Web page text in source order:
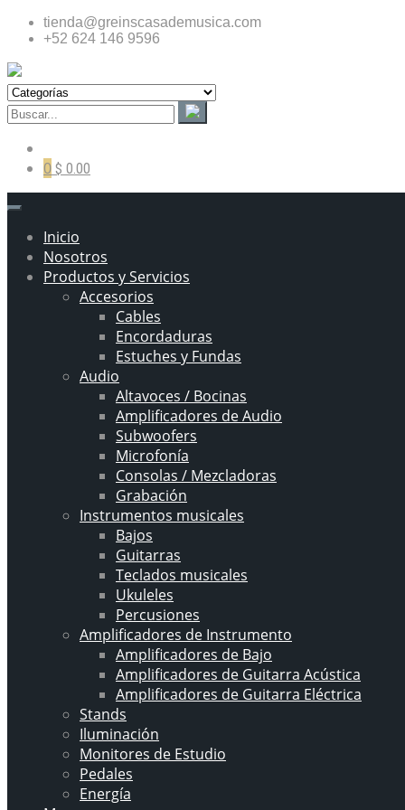
tienda@greinscasademusica.com
+52 624 146 9596
0 $ 0.00
Inicio
Nosotros
Productos y Servicios
Accesorios
Cables
Encordaduras
Estuches y Fundas
Audio
Altavoces / Bocinas
Amplificadores de Audio
Subwoofers
Microfonía
Consolas / Mezcladoras
Grabación
Instrumentos musicales
Bajos
Guitarras
Teclados musicales
Ukuleles
Percusiones
Amplificadores de Instrumento
Amplificadores de Bajo
Amplificadores de Guitarra Acústica
Amplificadores de Guitarra Eléctrica
Stands
Iluminación
Monitores de Estudio
Pedales
Energía